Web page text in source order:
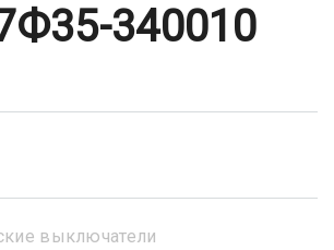
340010
выключатели